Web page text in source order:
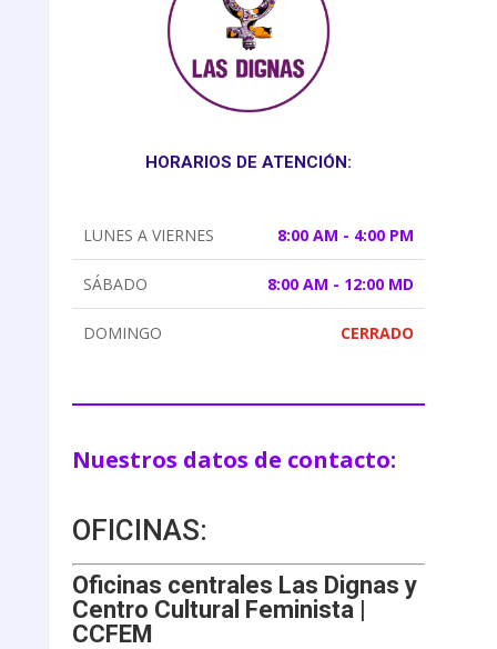
HORARIOS DE ATENCIÓN:
LUNES A VIERNES 8:00 AM - 4:00 PM
SÁBADO 8:00 AM - 12:00 MD
DOMINGO CERRADO
Nuestros datos de contacto:
OFICINAS:
Oficinas centrales Las Dignas y
Centro Cultural Feminista |
CCFEM